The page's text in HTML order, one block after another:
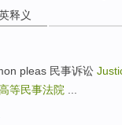
释义
pleas 民事诉讼
等民事法院